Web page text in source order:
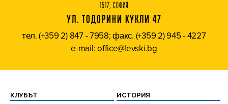
1517, СОФИЯ
УЛ. ТОДОРИНИ КУКЛИ 47
тел. (+359 2) 847 - 7958; факс. (+359 2) 945 - 4227
e-mail: office@levski.bg
КЛУБЪТ ИСТОРИЯ